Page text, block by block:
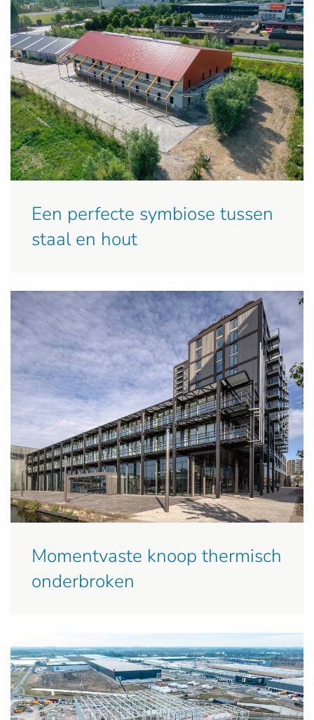
Een perfecte symbiose tussen
staal en hout
Momentvaste knoop thermisch
onderbroken